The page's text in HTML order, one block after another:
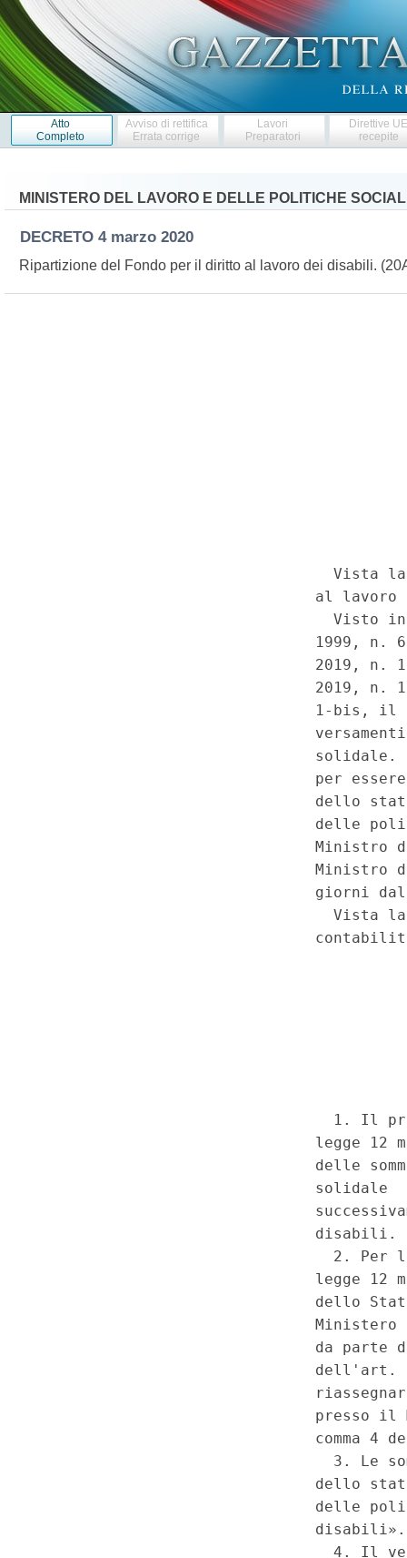
Atto
Completo
Avviso di rettifica
Errata corrige
Lavori
Preparatori
Direttive
recepite
MINISTERO DEL LAVORO E DELLE POLITICHE
DECRETO 4 marzo 2020
Ripartizione del Fondo per il diritto al lavoro dei disabili.